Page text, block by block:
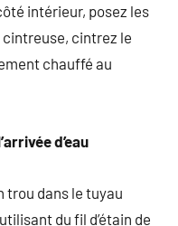
intérieur, posez les
cintreuse, cintrez le
chauffé au
d’eau
trou dans le tuyau
du fil d’étain de